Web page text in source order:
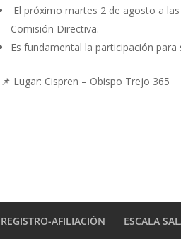
El próximo martes 2 de agosto a
Comisión Directiva.
Es fundamental la participación para
📌 Lugar: Cispren – Obispo Trejo 365
REGISTRO-AFILIACIÓN ESCALA